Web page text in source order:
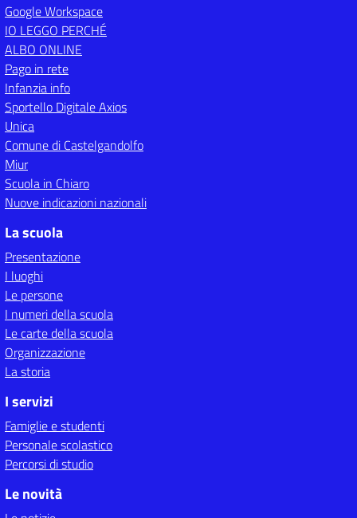
Google Workspace
IO LEGGO PERCHÉ
ALBO ONLINE
Pago in rete
Infanzia info
Sportello Digitale Axios
Unica
Comune di Castelgandolfo
Miur
Scuola in Chiaro
Nuove indicazioni nazionali
La scuola
Presentazione
I luoghi
Le persone
I numeri della scuola
Le carte della scuola
Organizzazione
La storia
I servizi
Famiglie e studenti
Personale scolastico
Percorsi di studio
Le novità